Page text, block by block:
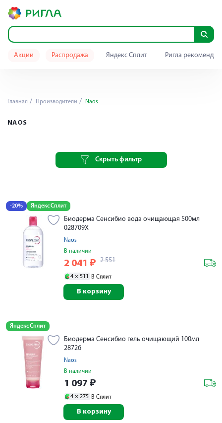
Акции Распродажа Яндекс Сплит Ригла
Главная Производители Naos
NAOS
Скрыть фильтр
-20% Яндекс Сплит
Биодерма Сенсибио вода очищающая 500мл
028709X
Naos
В наличии
2 041 ₽ 2 551
4 × 511 В Сплит
В корзину
Яндекс Сплит
Биодерма Сенсибио гель очищающий 100мл
28726
Naos
В наличии
1 097 ₽
4 × 275 В Сплит
В корзину